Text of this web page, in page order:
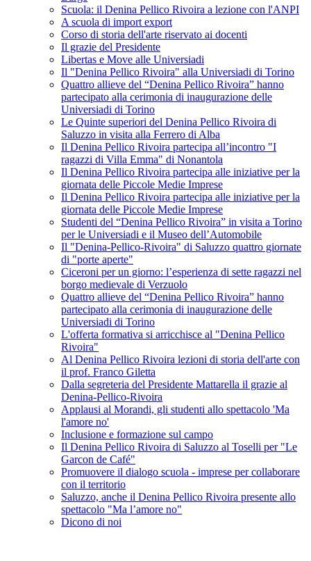
Scuola: il Denina Pellico Rivoira a lezione con l'ANPI
A scuola di import export
Corso di storia dell'arte riservato ai docenti
Il grazie del Presidente
Libertas e Move alle Universiadi
Il "Denina Pellico Rivoira" alla Universiadi di Torino
Quattro allieve del “Denina Pellico Rivoira” hanno
partecipato alla cerimonia di inaugurazione delle
Universiadi di Torino
Le Quinte superiori del Denina Pellico Rivoira di
Saluzzo in visita alla Ferrero di Alba
Il Denina Pellico Rivoira partecipa all’incontro "I
ragazzi di Villa Emma" di Nonantola
Il Denina Pellico Rivoira partecipa alle iniziative per la
giornata delle Piccole Medie Imprese
Il Denina Pellico Rivoira partecipa alle iniziative per la
giornata delle Piccole Medie Imprese
Studenti del “Denina Pellico Rivoira” in visita a Torino
per le Universiadi e il Museo dell’Automobile
Il "Denina-Pellico-Rivoira" di Saluzzo quattro giornate
di "porte aperte"
Ciceroni per un giorno: l’esperienza di sette ragazzi nel
borgo medievale di Verzuolo
Quattro allieve del “Denina Pellico Rivoira” hanno
partecipato alla cerimonia di inaugurazione delle
Universiadi di Torino
L'offerta formativa si arricchisce al "Denina Pellico
Rivoira"
Al Denina Pellico Rivoira lezioni di storia dell'arte con
il prof. Franco Giletta
Dalla segreteria del Presidente Mattarella il grazie al
Denina-Pellico-Rivoira
Applausi al Morandi, gli studenti allo spettacolo 'Ma
l'amore no'
Inclusione e formazione sul campo
Il Denina Pellico Rivoira di Saluzzo al Toselli per "Le
Garcon de Café"
Promuovere il dialogo scuola - imprese per collaborare
con il territorio
Saluzzo, anche il Denina Pellico Rivoira presente allo
spettacolo "Ma l’amore no"
Dicono di noi